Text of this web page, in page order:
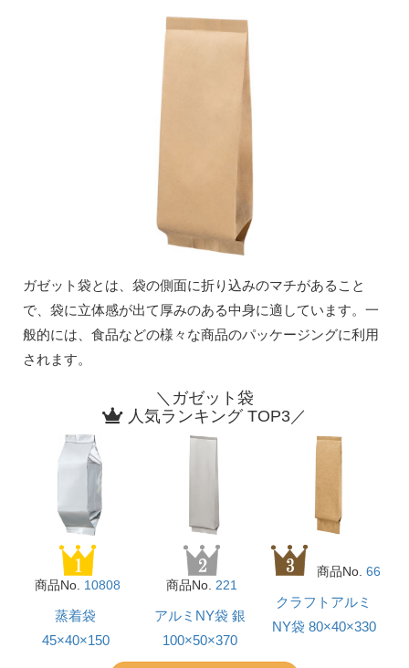
ガゼット袋とは、袋の側面に折り込みのマチがあること
で、袋に立体感が出て厚みのある中身に適しています。一
般的には、食品などの様々な商品のパッケージングに利用
されます。
＼ガゼット袋
人気ランキング TOP3／
商品No. 10808
蒸着袋
45×40×150
商品No. 221
アルミNY袋 銀
100×50×370
商品No.66
クラフトアルミ
NY袋 80×40×330